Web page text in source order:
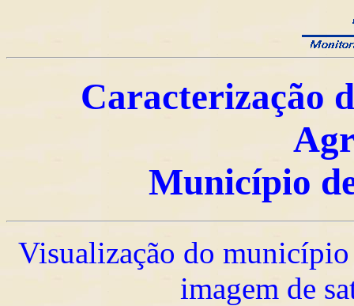
Caracterização
Município
Visualização do
imagem de